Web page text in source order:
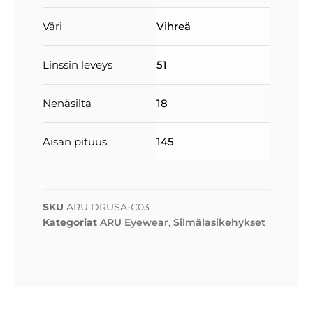
Väri Vihreä
Linssin leveys 51
Nenäsilta 18
Aisan pituus 145
SKU ARU DRUSA-C03
Kategoriat ARU Eyewear, Silmälasikehykset